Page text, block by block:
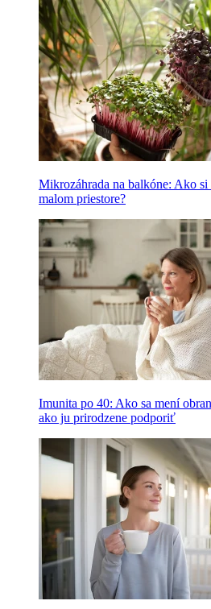
Mikrozáhrada na balkóne: Ako
malom priestore?
Imunita po 40: Ako sa mení
ako ju prirodzene podporiť